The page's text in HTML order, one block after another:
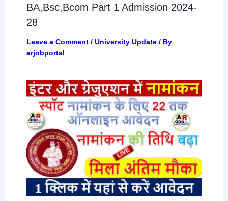
BA,Bsc,Bcom Part 1 Admission 2024-
28
Leave a Comment / University Update/ By
arjobportal